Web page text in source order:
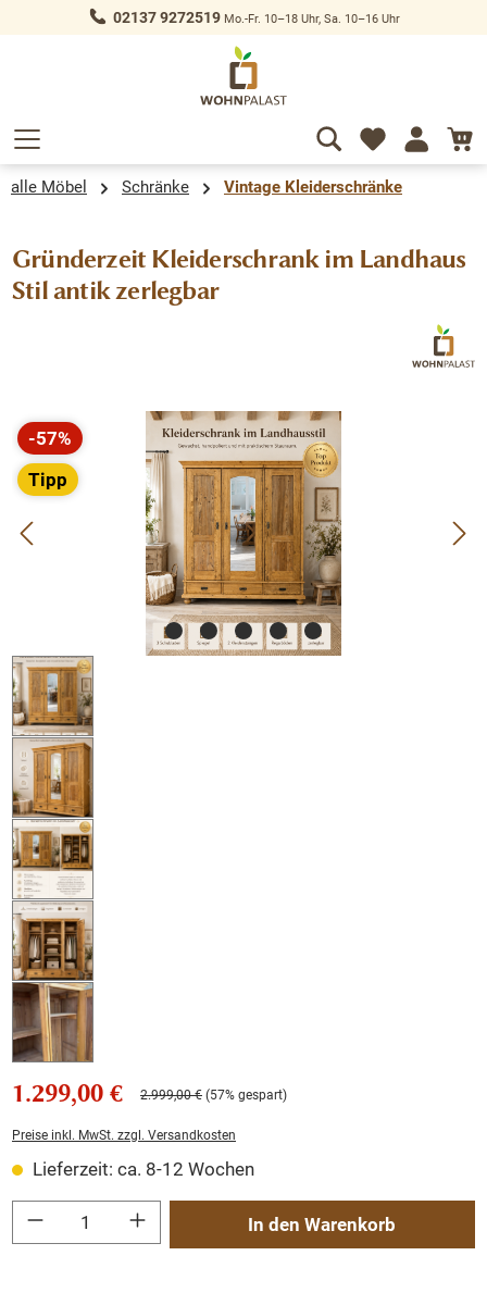
springen 02137 9272519Mo.-Fr. 10–18 Uhr, Sa. 10–16 Uhr
alle Möbel Schränke Vintage Kleiderschränke
Gründerzeit Kleiderschrank im Landhaus
Stil antik zerlegbar
Bildergalerie überspringen
-57%
Rabatt
Tipp
1.299,00 € 2.999,00 € (57% gespart)
Preise inkl. MwSt. zzgl. Versandkosten
Lieferzeit: ca. 8-12 Wochen
Produkt Anzahl: Gib den gewünschten Wert ein oder benutze die Schaltflächen
In den Warenkorb